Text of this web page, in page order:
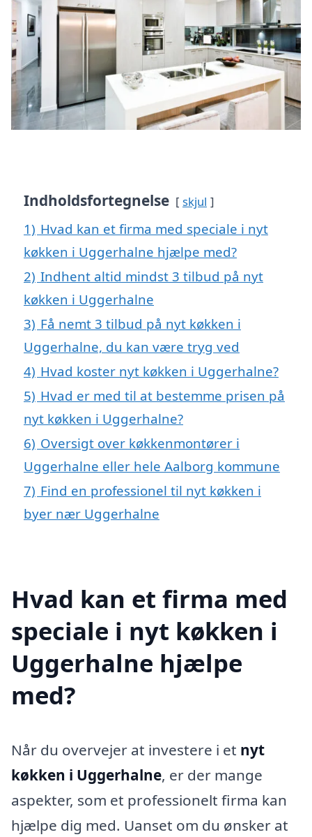
Indholdsfortegnelse skjul
1) Hvad kan et firma med speciale i nyt
køkken i Uggerhalne hjælpe med?
2) Indhent altid mindst 3 tilbud på nyt
køkken i Uggerhalne
3) Få nemt 3 tilbud på nyt køkken i
Uggerhalne, du kan være tryg ved
4) Hvad koster nyt køkken i Uggerhalne?
5) Hvad er med til at bestemme prisen på
nyt køkken i Uggerhalne?
6) Oversigt over køkkenmontører i
Uggerhalne eller hele Aalborg kommune
7) Find en professionel til nyt køkken i
byer nær Uggerhalne
Hvad kan et firma med
speciale i nyt køkken i
Uggerhalne hjælpe
med?
Når du overvejer at investere i et nyt
køkken i Uggerhalne, er der mange
aspekter, som et professionelt firma kan
hjælpe dig med. Uanset om du ønsker at